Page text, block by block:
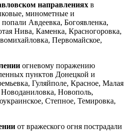
направлениях в
минометные и
Авдеевка, Богоявленка,
Нива, Каменка, Красногоровка,
Первомайское,
огневому поражению
пунктов Донецкой и
Гуляйполе, Красное, Малая
Новополь,
Степное, Темировка,
от вражеского огня пострадали